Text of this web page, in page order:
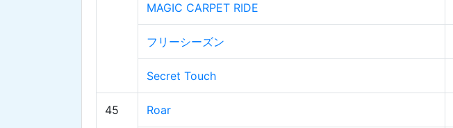
MAGIC CARPET RIDE
フリーシーズン
Secret Touch
45 Roar